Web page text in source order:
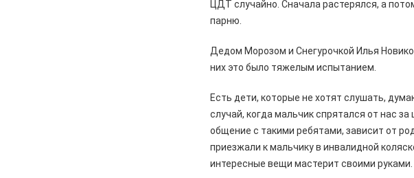
ЦДТ случайно. Сначала растерялся, а
парню.
Дедом Морозом и Снегурочкой Илья
них это было тяжелым испытанием.
Есть дети, которые не хотят слушать,
случай, когда мальчик спрятался от нас
общение с такими ребятами, зависит от
приезжали к мальчику в инвалидной
интересные вещи мастерит своими